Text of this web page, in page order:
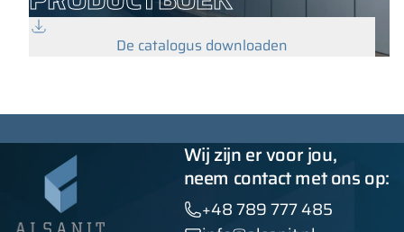
De catalogus downloaden
Wij zijn er voor jou,
neem contact met ons op:
+48 789 777 485